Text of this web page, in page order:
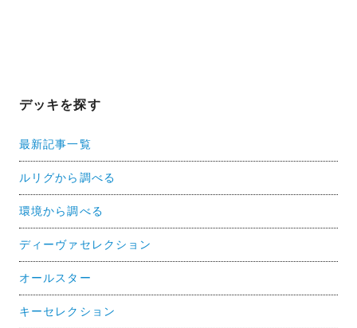
デッキを探す
最新記事一覧
ルリグから調べる
環境から調べる
ディーヴァセレクション
オールスター
キーセレクション